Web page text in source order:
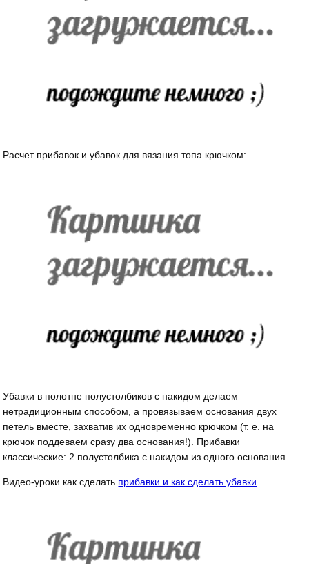
Расчет прибавок и убавок для вязания топа крючком:
Убавки в полотне полустолбиков с накидом делаем
нетрадиционным способом, а провязываем основания двух
петель вместе, захватив их одновременно крючком (т. е. на
крючок поддеваем сразу два основания!). Прибавки
классические: 2 полустолбика с накидом из одного основания.
Видео-уроки как сделать прибавки и как сделать убавки